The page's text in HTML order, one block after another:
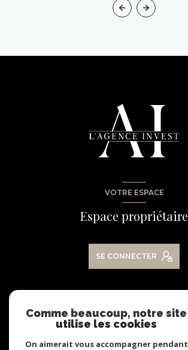
VOTRE ESPACE
Espace propriétaire
SE CONNECTER
Nous suivre
Comme beaucoup, notre site
utilise les cookies
On aimerait vous accompagner pendant